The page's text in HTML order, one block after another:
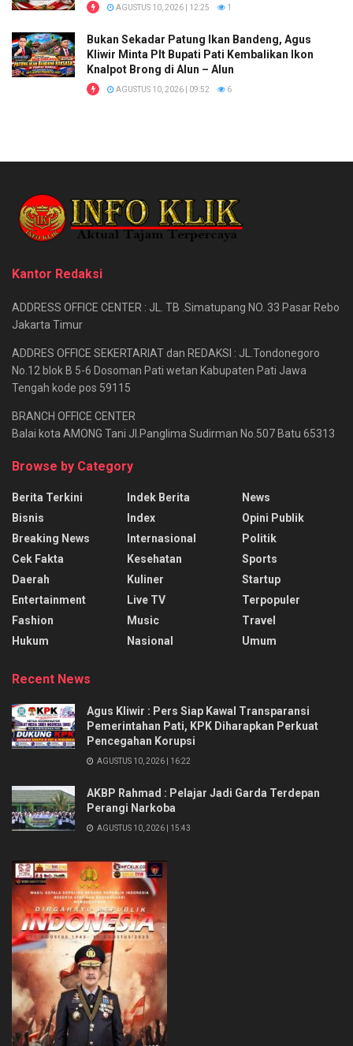
AGUSTUS 10, 2026 | 12:25 1
Bukan Sekadar Patung Ikan Bandeng, Agus
Kliwir Minta Plt Bupati Pati Kembalikan Ikon
Knalpot Brong di Alun – Alun
AGUSTUS 10, 2026 | 09:52 6
Kantor Redaksi
ADDRESS OFFICE CENTER : JL. TB .Simatupang NO. 33 Pasar Rebo
Jakarta Timur
ADDRES OFFICE SEKERTARIAT dan REDAKSI : JL.Tondonegoro
No.12 blok B 5-6 Dosoman Pati wetan Kabupaten Pati Jawa
Tengah kode pos 59115
BRANCH OFFICE CENTER
Balai kota AMONG Tani Jl.Panglima Sudirman No.507 Batu 65313
Browse by Category
Berita Terkini
Bisnis
Breaking News
Cek Fakta
Daerah
Entertainment
Fashion
Hukum
Indek Berita
Index
Internasional
Kesehatan
Kuliner
Live TV
Music
Nasional
News
Opini Publik
Politik
Sports
Startup
Terpopuler
Travel
Umum
Recent News
Agus Kliwir : Pers Siap Kawal Transparansi
Pemerintahan Pati, KPK Diharapkan Perkuat
Pencegahan Korupsi
AGUSTUS 10, 2026 | 16:22
AKBP Rahmad : Pelajar Jadi Garda Terdepan
Perangi Narkoba
AGUSTUS 10, 2026 | 15:43